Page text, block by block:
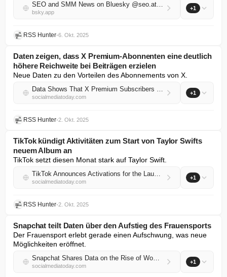
SEO and SMM News on Bluesky @seo.at.thenote.app
bsky.app
+1
RSS Hunter•6. Okt. 2025
Daten zeigen, dass X Premium-Abonnenten eine deutlich
höhere Reichweite bei Beiträgen erzielen
Neue Daten zu den Vorteilen des Abonnements von X.
Data Shows That X Premium Subscribers Get Significantly More Post Reach
socialmediatoday.com
+1
RSS Hunter•2. Okt. 2025
TikTok kündigt Aktivitäten zum Start von Taylor Swifts
neuem Album an
TikTok setzt diesen Monat stark auf Taylor Swift.
TikTok Announces Activations for the Launch of Taylor Swift’s New Album
socialmediatoday.com
+1
RSS Hunter•2. Okt. 2025
Snapchat teilt Daten über den Aufstieg des Frauensports
Der Frauensport erlebt gerade einen Aufschwung, was neue
Möglichkeiten eröffnet.
Snapchat Shares Data on the Rise of Women’s Sports
socialmediatoday.com
+1